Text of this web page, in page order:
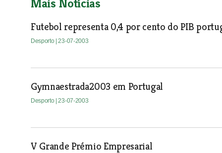
Mais Notícias
Futebol representa 0,4 por cento do PIB
Desporto | 23-07-2003
Gymnaestrada2003 em Portugal
Desporto | 23-07-2003
V Grande Prémio Empresarial